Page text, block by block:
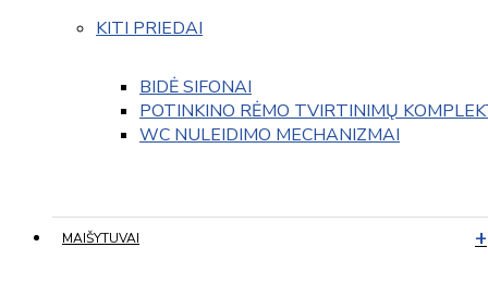
KITI PRIEDAI
BIDĖ SIFONAI
POTINKINO RĖMO TVIRTINIMŲ
WC NULEIDIMO MECHANIZMAI
MAIŠYTUVAI